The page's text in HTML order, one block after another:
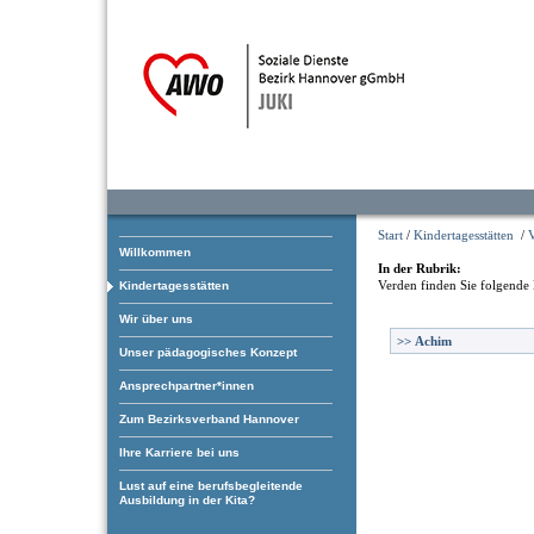
Willkommen
Kindertagesstätten
Wir über uns
Unser pädagogisches Konzept
Ansprechpartner*innen
Zum Bezirksverband Hannover
Ihre Karriere bei uns
Lust auf eine berufsbegleitende
Ausbildung in der Kita?
Start / Kindertagesstätten /
In der Rubrik:
Verden finden Sie folgende
>> Achim